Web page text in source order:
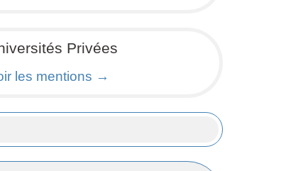
Privées
les mentions →